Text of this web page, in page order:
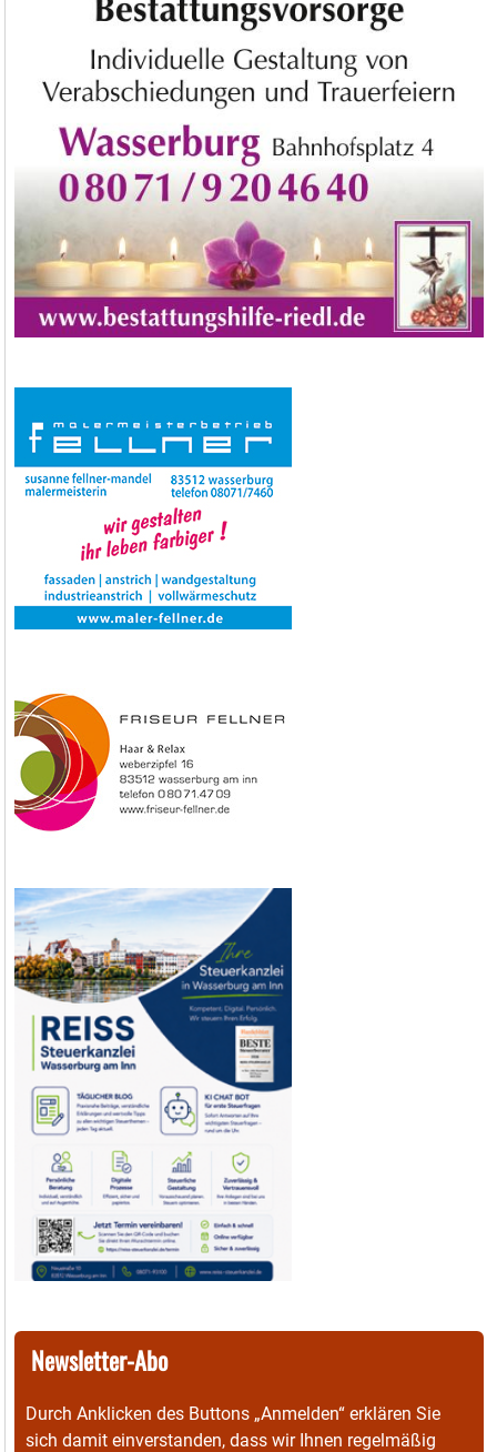
Newsletter-Abo
Durch Anklicken des Buttons „Anmelden“ erklären Sie
sich damit einverstanden, dass wir Ihnen regelmäßig